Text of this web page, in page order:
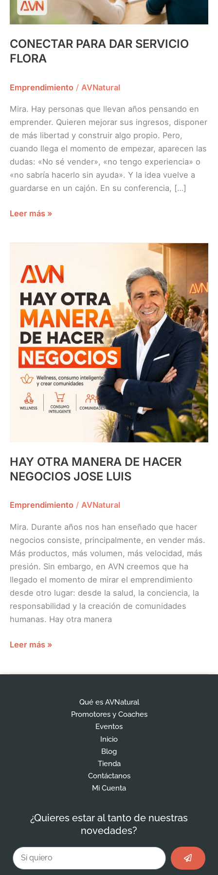
CONECTAR PARA DAR SERVICIO
FLORA
Emprendimiento / AVNatural
Mira. Hay personas que llevan años pensando en
emprender. Quieren mejorar sus ingresos, disponer
de más libertad y construir algo propio. Pero,
cuando llega el momento de empezar, aparecen las
dudas: «No sé vender», «no tengo experiencia» o
«no sabría hacerlo sin ayuda». Y la idea vuelve a
guardarse en un cajón. En su conferencia, […]
Leer más »
HAY OTRA MANERA DE HACER
NEGOCIOS JOSE LUIS
Emprendimiento / AVNatural
Mira. Durante años nos han enseñado que hacer
negocios consiste, principalmente, en vender más.
Más productos, más volumen, más velocidad, más
presión. Sin embargo, en AVN creemos que ha
llegado el momento de mirar el emprendimiento
desde otro lugar: desde la salud, la conciencia, la
responsabilidad y la creación de comunidades
humanas. Hay otra manera
OTRA
MANERA
HACER
NEGOCIOS
JOSE
LUIS
Leer más »
Qué es AVNatural
Promotores y Coaches
Eventos
Inicio
Blog
Tienda
Contáctanos
Mi Cuenta
¿Quieres estar al tanto de nuestras
novedades?
Email Enviar